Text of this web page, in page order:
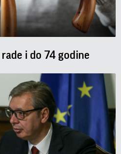
i do 74 godine